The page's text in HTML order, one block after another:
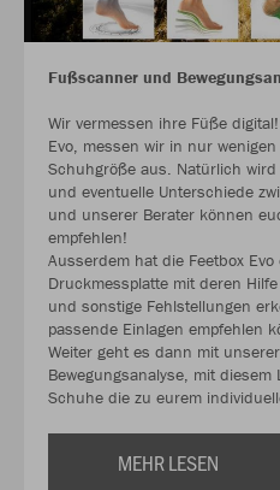
Fußscanner und
Wir vermessen ihre Füße
Evo, messen wir in nur
Schuhgröße aus. Natürlich
und eventuelle Unterschiede
und unserer Berater können
empfehlen!
Ausserdem hat die Feetbox
Druckmessplatte mit deren
und sonstige Fehlstellungen
passende Einlagen empfehlen
Weiter geht es dann mit
Bewegungsanalyse, mit
Schuhe die zu eurem
MEHR LESEN